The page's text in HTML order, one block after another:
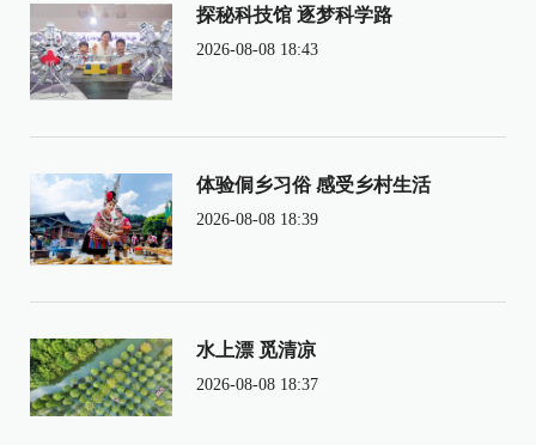
探秘科技馆 逐梦科学路
2026-08-08 18:43
体验侗乡习俗 感受乡村生活
2026-08-08 18:39
水上漂 觅清凉
2026-08-08 18:37